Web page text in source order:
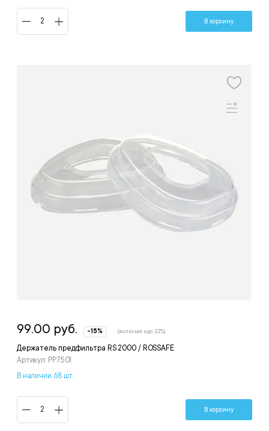
В корзину
Держатель предфильтра RS 2000 / ROSSAFE
Артикул: PP7501
99.00 руб. -15% (включая ндс 22%)
В наличии 68 шт.
В корзину